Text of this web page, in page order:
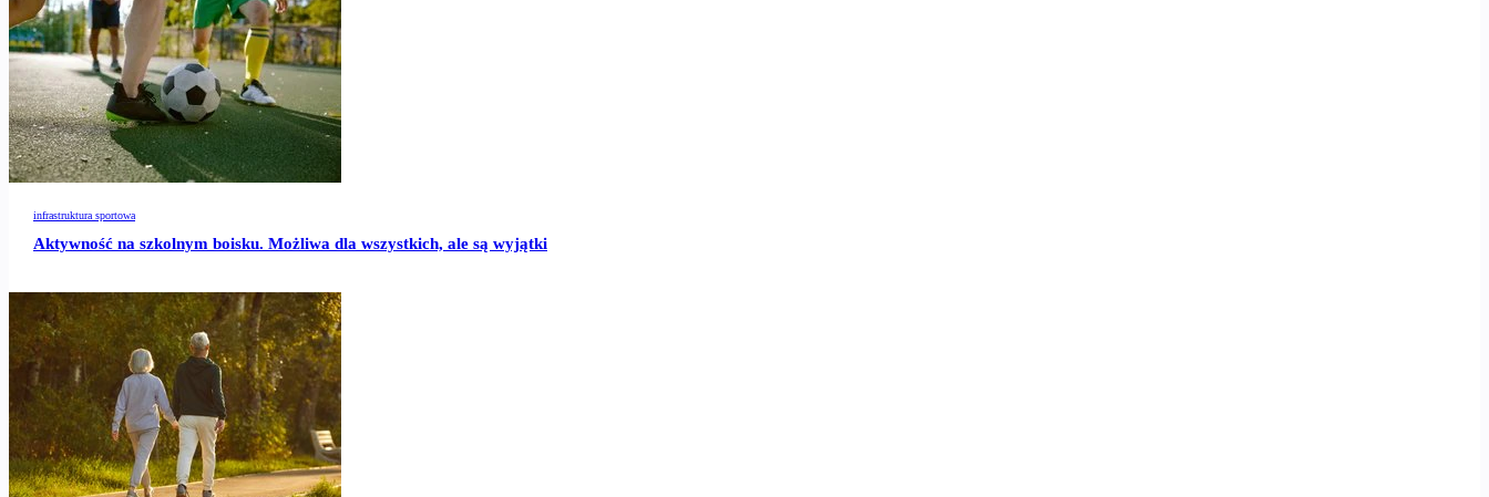
infrastruktura sportowa
Aktywność na szkolnym boisku. Możliwa dla wszystkich, ale są wyjątki